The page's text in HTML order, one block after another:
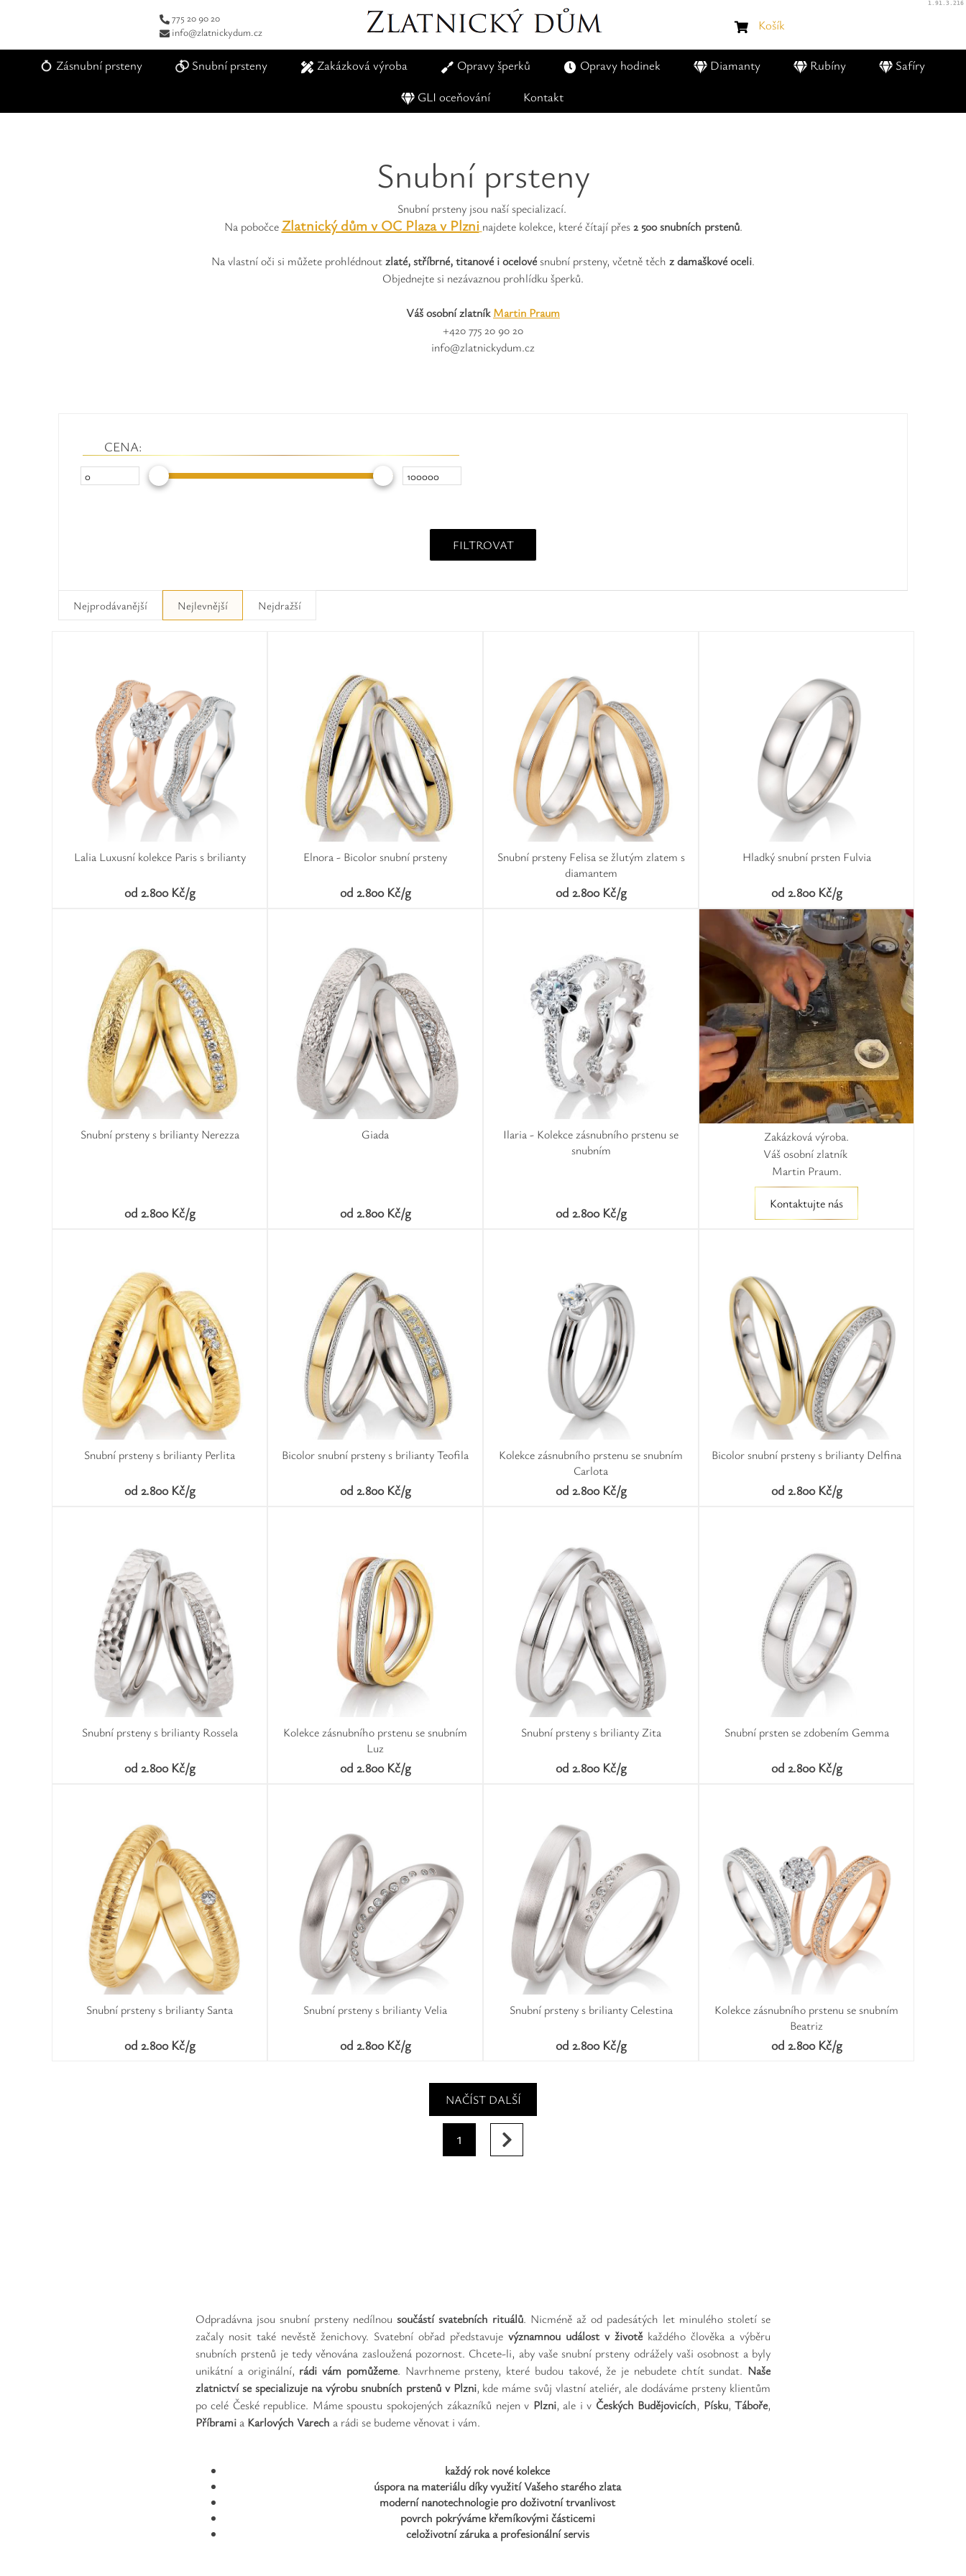
775 20 90 20
info@zlatnickydum.cz
Zásnubní prsteny Snubní prsteny Zakázková výroba Opravy šperků Opravy hodinek Diamanty Rubíny
Safíry
GLI oceňování
Kontakt
Košík
1.91.3.216
Snubní prsteny
Snubní prsteny jsou naší specializací.
Na pobočce Zlatnický dům v OC Plaza v Plzni najdete kolekce, které čítají přes2 500 snubních prstenů.
Na vlastní oči si můžete prohlédnoutzlaté, stříbrné, titanové i ocelovésnubní prsteny, včetně těch z damaškové oceli.
Objednejte si nezávaznou prohlídku šperků.
Váš osobní zlatníkMartin Praum
+420 775 20 90 20
info@zlatnickydum.cz
CENA:
FILTROVAT
Nejprodávanější Nejlevnější Nejdražší
Lalia Luxusní kolekce Paris s brilianty
od 2.800 Kč/g
Elnora - Bicolor snubní prsteny
od 2.800 Kč/g
Snubní prsteny Felisa se žlutým zlatem s
diamantem
od 2.800 Kč/g
Hladký snubní prsten Fulvia
od 2.800 Kč/g
Snubní prsteny s brilianty Nerezza
od 2.800 Kč/g
Giada
od 2.800 Kč/g
Ilaria - Kolekce zásnubního prstenu se
snubním
od 2.800 Kč/g
Zakázková výroba.
Váš osobní zlatník
Martin Praum.
Kontaktujte nás
Snubní prsteny s brilianty Perlita
od 2.800 Kč/g
Bicolor snubní prsteny s brilianty Teofila
od 2.800 Kč/g
Kolekce zásnubního prstenu se snubním
Carlota
od 2.800 Kč/g
Bicolor snubní prsteny s brilianty Delfina
od 2.800 Kč/g
Snubní prsteny s brilianty Rossela
od 2.800 Kč/g
Kolekce zásnubního prstenu se snubním
Luz
od 2.800 Kč/g
Snubní prsteny s brilianty Zita
od 2.800 Kč/g
Snubní prsten se zdobením Gemma
od 2.800 Kč/g
Snubní prsteny s brilianty Santa
od 2.800 Kč/g
Snubní prsteny s brilianty Velia
od 2.800 Kč/g
Snubní prsteny s brilianty Celestina
od 2.800 Kč/g
Kolekce zásnubního prstenu se snubním
Beatriz
od 2.800 Kč/g
NAČÍST DALŠÍ
1
Odpradávna jsou snubní prsteny nedílnou součástí svatebních rituálů. Nicméně až od padesátých let minulého století se
začaly nosit také nevěstě ženichovy. Svatební obřad představuje významnou událost v životěkaždého člověka a výběru
snubních prstenů je tedy věnována zasloužená pozornost. Chcete-li, aby vaše snubní prsteny odrážely vaši osobnost a byly
unikátní a originální, rádi vám pomůžeme. Navrhneme prsteny, které budou takové, že je nebudete chtít sundat. Naše
zlatnictví se specializuje na výrobu snubních prstenů v Plzni, kde máme svůj vlastní ateliér, ale dodáváme prsteny klientům
po celé České republice. Máme spoustu spokojených zákazníků nejen v Plzni, ale i v Českých Budějovicích, Písku,Táboře,
Příbrami a Karlových Varech a rádi se budeme věnovat i vám.
každý rok nové kolekce
úspora na materiálu díky využití Vašeho starého zlata
moderní nanotechnologie pro doživotní trvanlivost
povrch pokrýváme křemíkovými částicemi
celoživotní záruka a profesionální servis